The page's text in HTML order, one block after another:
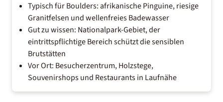
Typisch für Boulders: afrikanische Pinguine, riesige
Granitfelsen und wellenfreies Badewasser
Gut zu wissen: Nationalpark-Gebiet, der
eintrittspflichtige Bereich schützt die sensiblen
Brutstätten
Vor Ort: Besucherzentrum, Holzstege,
Souvenirshops und Restaurants in Laufnähe